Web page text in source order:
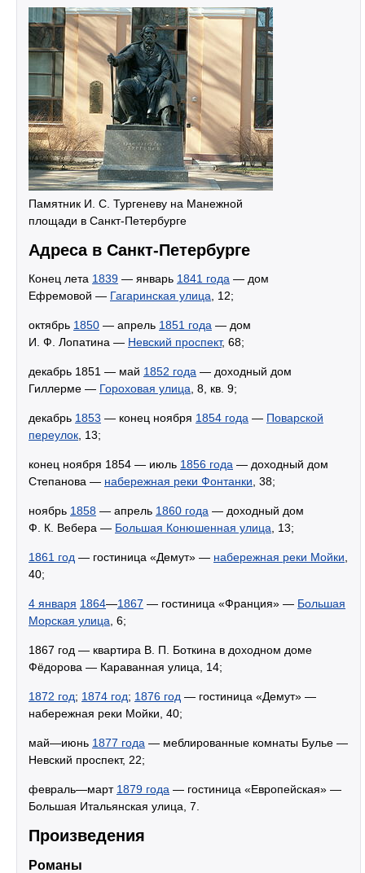
Памятник И. С. Тургеневу на Манежной
площади в Санкт-Петербурге
Адреса в Санкт-Петербурге
Конец лета 1839 — январь 1841 года — дом
Ефремовой — Гагаринская улица , 12;
октябрь 1850 — апрель 1851 года — дом
И. Ф. Лопатина — Невский проспект, 68;
декабрь 1851 — май 1852 года — доходный дом
Гиллерме — Гороховая улица , 8, кв. 9;
декабрь 1853 — конец ноября 1854 года — Поварской
переулок , 13;
конец ноября 1854 — июль 1856 года — доходный дом
Степанова — набережная реки Фонтанки , 38;
ноябрь 1858 — апрель 1860 года — доходный дом
Ф. К. Вебера — Большая Конюшенная улица , 13;
1861 год — гостиница «Демут» — набережная реки Мойки
40;
4 января 1864—1867 — гостиница «Франция» — Большая
Морская улица , 6;
1867 год — квартира В. П. Боткина в доходном доме
Фёдорова — Караванная улица, 14;
1872 год; 1874 год; 1876 год — гостиница «Демут» —
набережная реки Мойки, 40;
май—июнь 1877 года — меблированные комнаты Булье —
Невский проспект, 22;
февраль—март 1879 года — гостиница «Европейская» —
Большая Итальянская улица, 7.
Произведения
Романы